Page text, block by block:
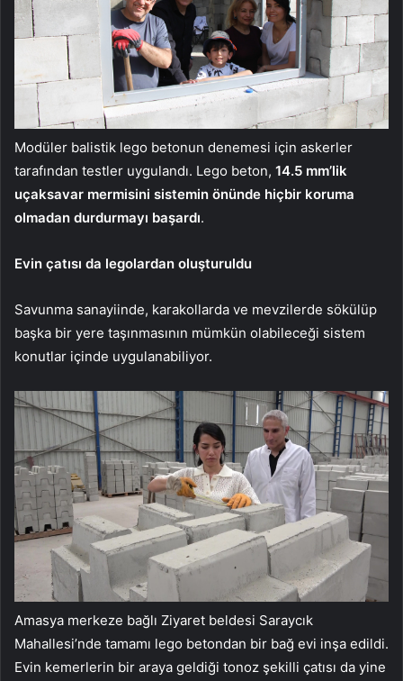
Modüler balistik lego betonun denemesi için askerler
tarafından testler uygulandı. Lego beton, 14.5 mm’lik
uçaksavar mermisini sistemin önünde hiçbir koruma
olmadan durdurmayı başardı.
Evin çatısı da legolardan oluşturuldu
Savunma sanayiinde, karakollarda ve mevzilerde sökülüp
başka bir yere taşınmasının mümkün olabileceği sistem
konutlar içinde uygulanabiliyor.
Amasya merkeze bağlı Ziyaret beldesi Saraycık
Mahallesi’nde tamamı lego betondan bir bağ evi inşa edildi.
Evin kemerlerin bir araya geldiği tonoz şekilli çatısı da yine